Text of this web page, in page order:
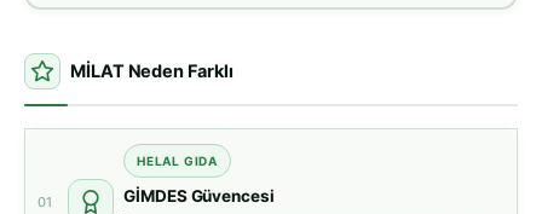
MİLAT Neden Farklı
01
HELAL GIDA
GİMDES Güvencesi